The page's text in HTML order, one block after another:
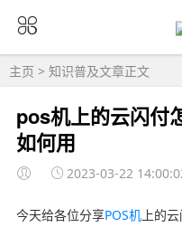
主页 > 知识普及文章正文
pos机上的云闪付
如何用
2023-03-22
今天给各位分享POS机上的